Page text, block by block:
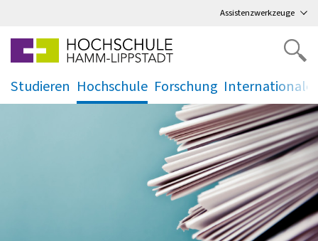
Assistenzwerkzeuge
Studieren
.
Hochschule
.
Forschung
. .